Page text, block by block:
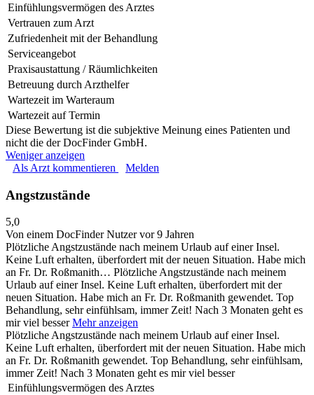
Einfühlungsvermögen des Arztes
Vertrauen zum Arzt
Zufriedenheit mit der Behandlung
Serviceangebot
Praxisaustattung / Räumlichkeiten
Betreuung durch Arzthelfer
Wartezeit im Warteraum
Wartezeit auf Termin
Diese Bewertung ist die subjektive Meinung eines Patienten und
nicht die der DocFinder GmbH.
Weniger anzeigen
Als Arzt kommentieren
Melden
Angstzustände
5,0
Von einem DocFinder Nutzervor 9 Jahren
Plötzliche Angstzustände nach meinem Urlaub auf einer Insel.
Keine Luft erhalten, überfordert mit der neuen Situation. Habe mich
an Fr. Dr. Roßmanith… Plötzliche Angstzustände nach meinem
Urlaub auf einer Insel. Keine Luft erhalten, überfordert mit der
neuen Situation. Habe mich an Fr. Dr. Roßmanith gewendet. Top
Behandlung, sehr einfühlsam, immer Zeit! Nach 3 Monaten geht es
mir viel besser Mehr anzeigen
Plötzliche Angstzustände nach meinem Urlaub auf einer Insel.
Keine Luft erhalten, überfordert mit der neuen Situation. Habe mich
an Fr. Dr. Roßmanith gewendet. Top Behandlung, sehr einfühlsam,
immer Zeit! Nach 3 Monaten geht es mir viel besser
Einfühlungsvermögen des Arztes